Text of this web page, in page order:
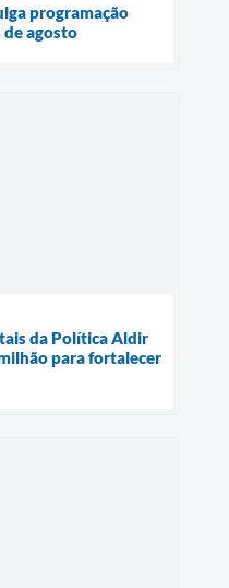
programação
agosto
da Política Aldir
para fortalecer